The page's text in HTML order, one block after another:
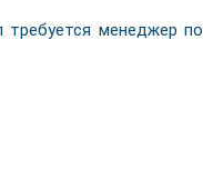
менеджер по